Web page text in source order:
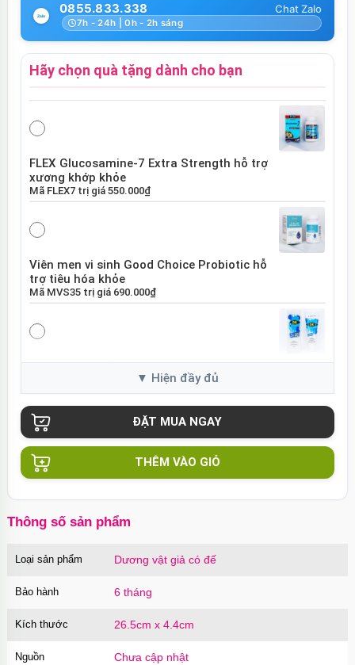
0855.833.338
7h - 24h | 0h - 2h sáng
Hãy chọn quà tặng dành cho bạn
FLEX Glucosamine-7 Extra Strength hỗ trợ
xương khớp khỏe
Mã FLEX7trị giá 550.000₫
Viên men vi sinh Good Choice Probiotic hỗ
trợ tiêu hóa khỏe
Mã MVS35trị giá 690.000₫
Gel bôi trơn gốc nước DK Onetouch trơn
MãGDK75trị giá180.000₫
Bộ cosplay BDSM đồng phục y tá gợi cảm
quyến rũ
Gel bôi trơn toàn thân OIX Body Lubricant
MãGFB01 200.000₫
THÊM VÀO GIỎ
Thông số sản phẩm
Loại sản phẩm Dương vật giả có đế
Bảo hành 6 tháng
Kích thước 26.5cm x 4.4cm
Nguồn Chưa cập nhật